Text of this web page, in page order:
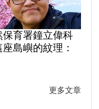
保育署鐘立偉科
島嶼的紋理：
筆
更多文章